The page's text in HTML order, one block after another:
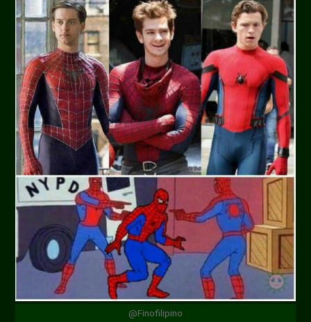
@Finofilipino